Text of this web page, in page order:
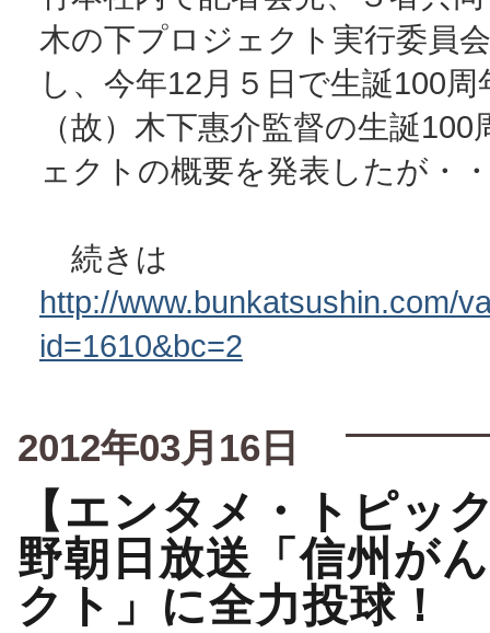
木の下プロジェクト実行委員
し、今年12月５日で生誕100
（故）木下惠介監督の生誕
ェクトの概要を発表したが・
続きは
http://www.bunkatsushin.com/
id=1610&bc=2
2012年03月16日
【エンタメ・トピッ
野朝日放送「信州が
クト」に全力投球！